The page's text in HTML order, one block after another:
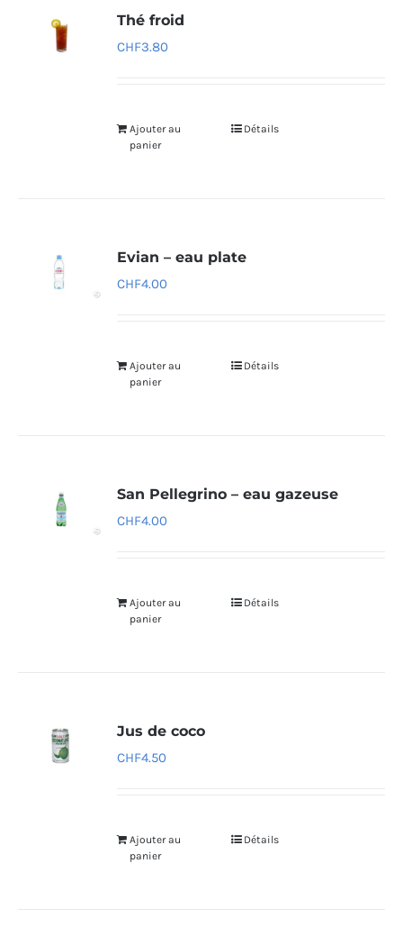
Thé froid
CHF3.80
Ajouter au
panier
Détails
Evian – eau plate
CHF4.00
Ajouter au
panier
Détails
San Pellegrino – eau gazeuse
CHF4.00
Ajouter au
panier
Détails
Jus de coco
CHF4.50
Ajouter au
panier
Détails